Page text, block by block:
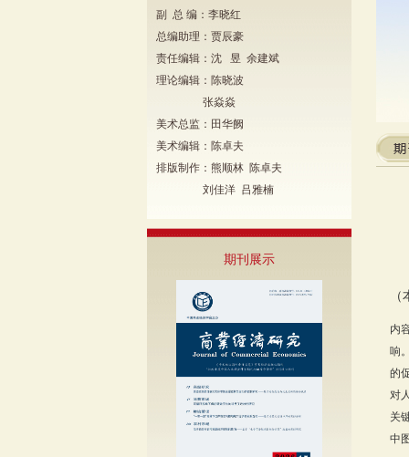
副 总 编：李晓红
总编助理：贾辰豪
责任编辑：沈 昱 余建斌
理论编辑：陈晓波
张焱焱
美术总监：田华阙
美术编辑：陈卓夫
排版制作：熊顺林 陈卓夫
刘佳洋 吕雅楠
期刊展示
内
响
的
对
关
中